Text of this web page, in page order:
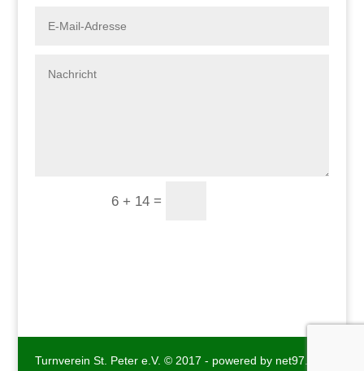
6 + 14 =
Turnverein St. Peter e.V. © 2017 - powered by net97.de -